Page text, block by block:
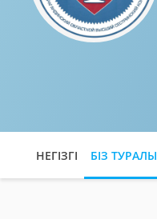
НЕГІЗГІ БІЗ ТУРАЛЫ